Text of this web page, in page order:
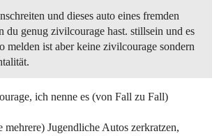
und dieses auto eines fremden
du genug zivilcourage hast. stillsein und es
melden ist aber keine zivilcourage sondern
ich nenne es (von Fall zu Fall)
mehrere) Jugendliche Autos zerkratzen,